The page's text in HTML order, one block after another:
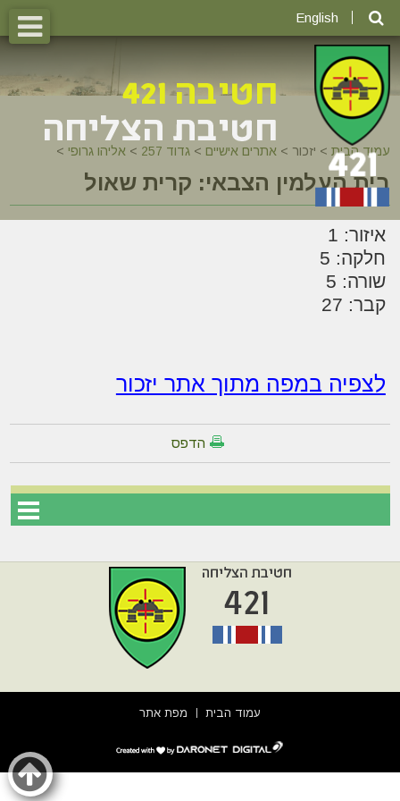
English
עמוד הבית > יזכור > אתרים אישיים >גדוד 257 > אליהו גרופי >
בית העלמין הצבאי: קרית שאול
איזור: 1
חלקה: 5
שורה: 5
קבר: 27
לצפיה במפה מתוך אתר יזכור
הדפס
עמוד הבית מפת אתר
דרונט